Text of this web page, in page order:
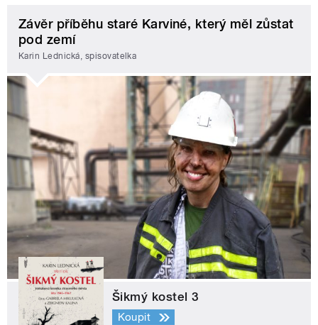
Závěr příběhu staré Karviné, který měl zůstat
pod zemí
Karin Lednická, spisovatelka
Šikmý kostel 3
Koupit